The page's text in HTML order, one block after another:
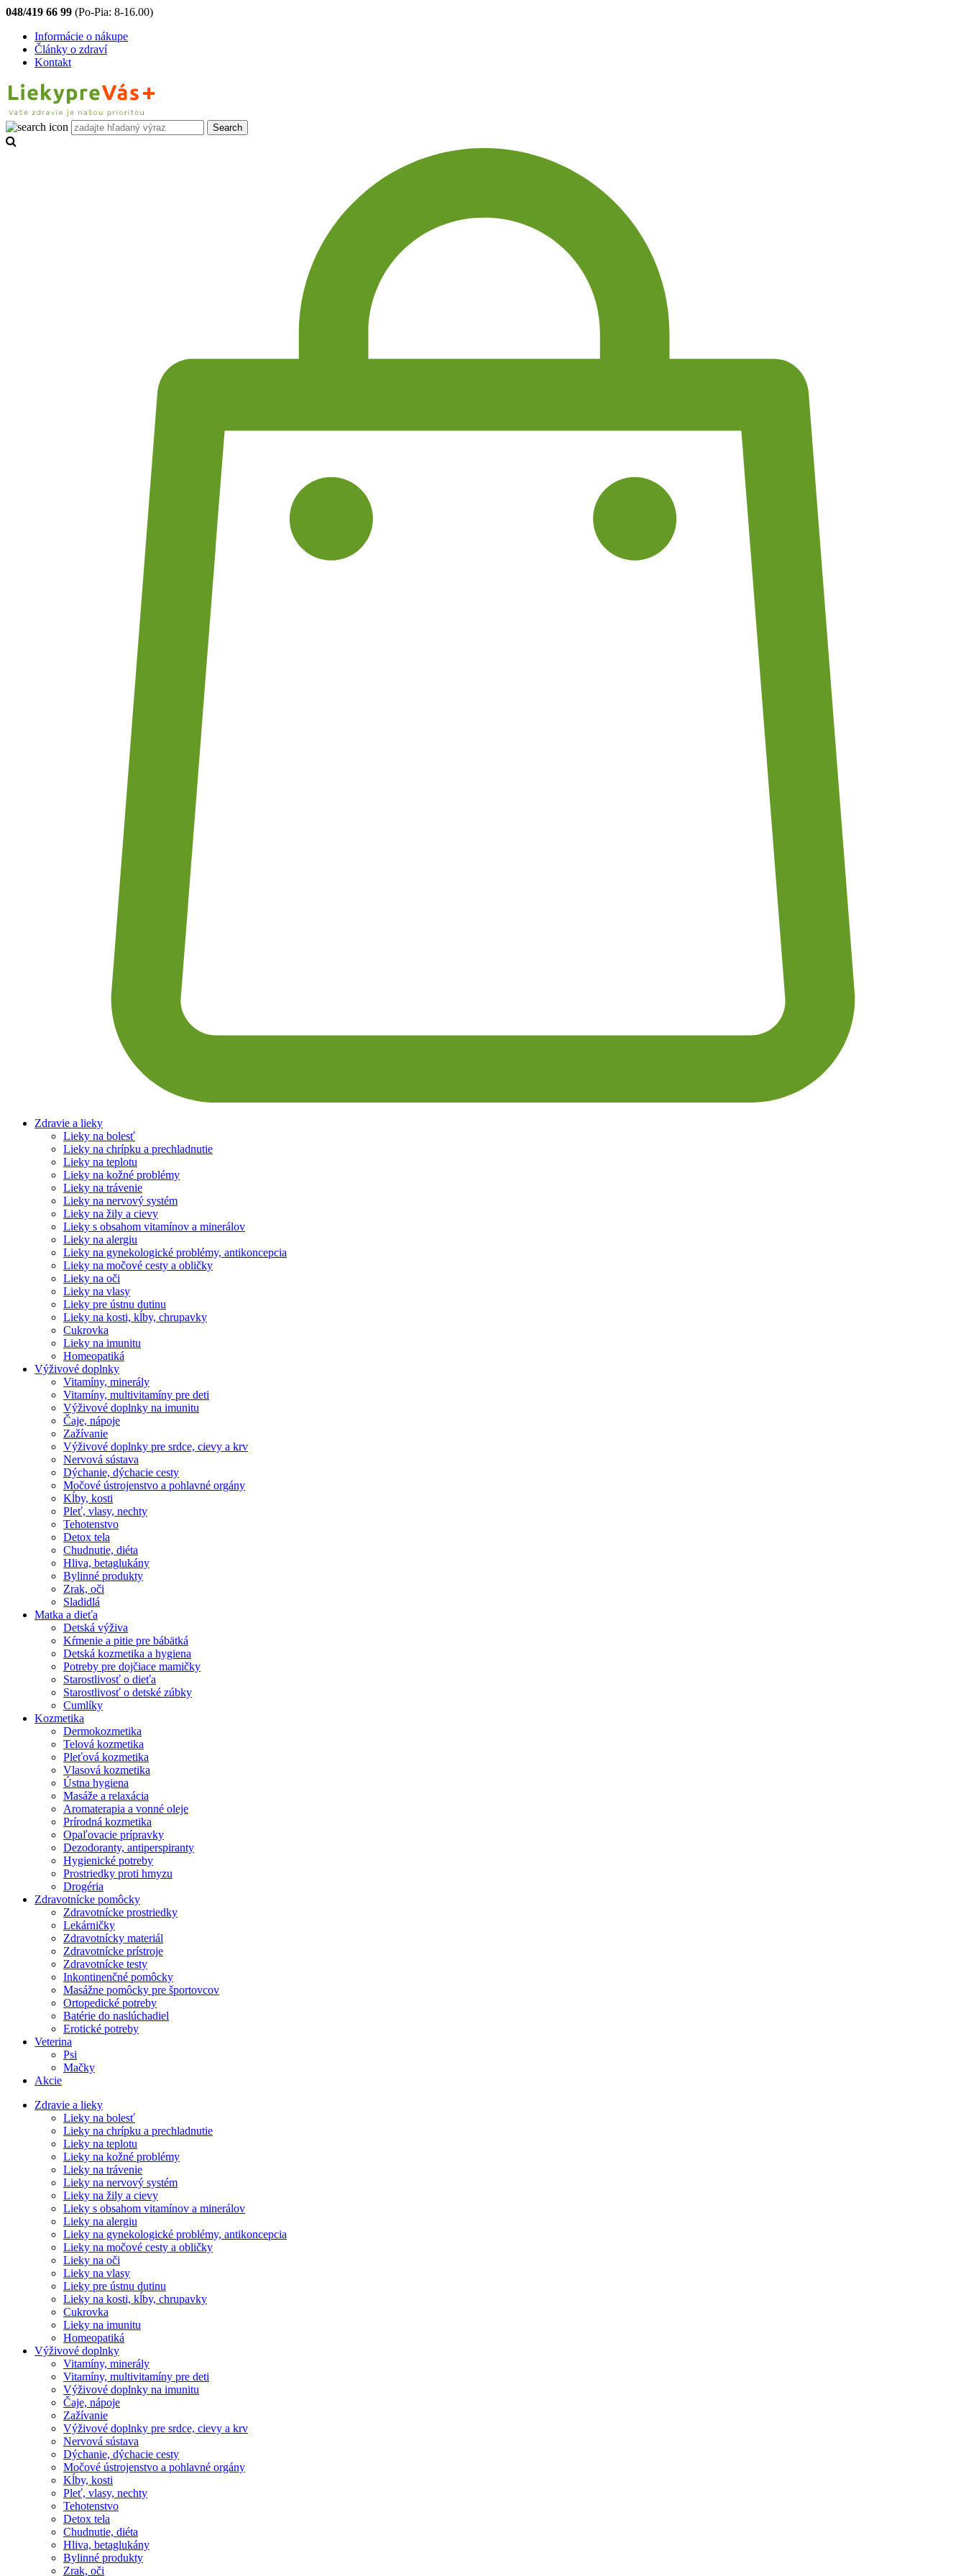
048/419 66 99 (Po-Pia: 8-16.00)
Informácie o nákupe
Články o zdraví
Kontakt
Zdravie a lieky
Lieky na bolesť
Lieky na chrípku a prechladnutie
Lieky na teplotu
Lieky na kožné problémy
Lieky na trávenie
Lieky na nervový systém
Lieky na žily a cievy
Lieky s obsahom vitamínov a minerálov
Lieky na alergiu
Lieky na gynekologické problémy, antikoncepcia
Lieky na močové cesty a obličky
Lieky na oči
Lieky na vlasy
Lieky pre ústnu dutinu
Lieky na kosti, kĺby, chrupavky
Cukrovka
Lieky na imunitu
Homeopatiká
Výživové doplnky
Vitamíny, minerály
Vitamíny, multivitamíny pre deti
Výživové doplnky na imunitu
Čaje, nápoje
Zažívanie
Výživové doplnky pre srdce, cievy a krv
Nervová sústava
Dýchanie, dýchacie cesty
Močové ústrojenstvo a pohlavné orgány
Kĺby, kosti
Pleť, vlasy, nechty
Tehotenstvo
Detox tela
Chudnutie, diéta
Hliva, betaglukány
Bylinné produkty
Zrak, oči
Sladidlá
Matka a dieťa
Detská výživa
Kŕmenie a pitie pre bábätká
Detská kozmetika a hygiena
Potreby pre dojčiace mamičky
Starostlivosť o dieťa
Starostlivosť o detské zúbky
Cumlíky
Kozmetika
Dermokozmetika
Telová kozmetika
Pleťová kozmetika
Vlasová kozmetika
Ústna hygiena
Masáže a relaxácia
Aromaterapia a vonné oleje
Prírodná kozmetika
Opaľovacie prípravky
Dezodoranty, antiperspiranty
Hygienické potreby
Prostriedky proti hmyzu
Drogéria
Zdravotnícke pomôcky
Zdravotnícke prostriedky
Lekárničky
Zdravotnícky materiál
Zdravotnícke prístroje
Zdravotnícke testy
Inkontinenčné pomôcky
Masážne pomôcky pre športovcov
Ortopedické potreby
Batérie do naslúchadiel
Erotické potreby
Veterina
Psi
Mačky
Akcie
Zdravie a lieky
Lieky na bolesť
Lieky na chrípku a prechladnutie
Lieky na teplotu
Lieky na kožné problémy
Lieky na trávenie
Lieky na nervový systém
Lieky na žily a cievy
Lieky s obsahom vitamínov a minerálov
Lieky na alergiu
Lieky na gynekologické problémy, antikoncepcia
Lieky na močové cesty a obličky
Lieky na oči
Lieky na vlasy
Lieky pre ústnu dutinu
Lieky na kosti, kĺby, chrupavky
Cukrovka
Lieky na imunitu
Homeopatiká
Výživové doplnky
Vitamíny, minerály
Vitamíny, multivitamíny pre deti
Výživové doplnky na imunitu
Čaje, nápoje
Zažívanie
Výživové doplnky pre srdce, cievy a krv
Nervová sústava
Dýchanie, dýchacie cesty
Močové ústrojenstvo a pohlavné orgány
Kĺby, kosti
Pleť, vlasy, nechty
Tehotenstvo
Detox tela
Chudnutie, diéta
Hliva, betaglukány
Bylinné produkty
Zrak, oči